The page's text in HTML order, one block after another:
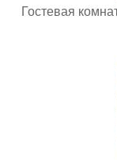
Гостевая